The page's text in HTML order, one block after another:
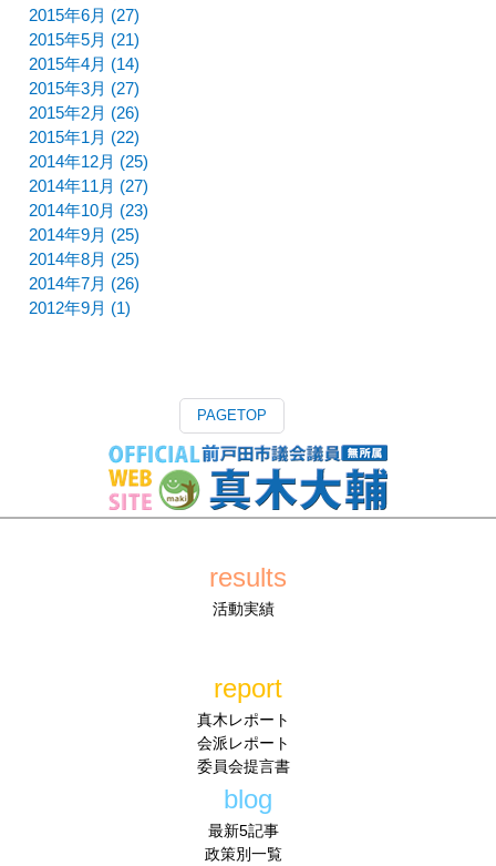
2015年6月 (27)
2015年5月 (21)
2015年4月 (14)
2015年3月 (27)
2015年2月 (26)
2015年1月 (22)
2014年12月 (25)
2014年11月 (27)
2014年10月 (23)
2014年9月 (25)
2014年8月 (25)
2014年7月 (26)
2012年9月 (1)
PAGETOP
results
活動実績
report
真木レポート
会派レポート
委員会提言書
blog
最新5記事
政策別一覧